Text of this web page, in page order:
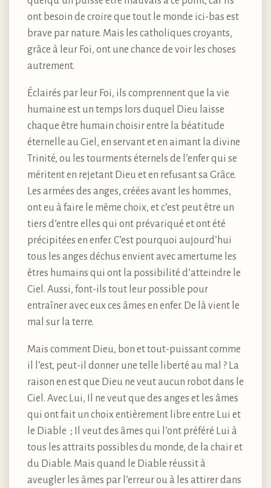
ont besoin de croire que tout le monde ici-bas est
brave par nature. Mais les catholiques croyants,
grâce à leur Foi, ont une chance de voir les choses
autrement.
Éclairés par leur Foi, ils comprennent que la vie
humaine est un temps lors duquel Dieu laisse
chaque être humain choisir entre la béatitude
éternelle au Ciel, en servant et en aimant la divine
Trinité, ou les tourments éternels de l’enfer qui se
méritent en rejetant Dieu et en refusant sa Grâce.
Les armées des anges, créées avant les hommes,
ont eu à faire le même choix, et c’est peut être un
tiers d’entre elles qui ont prévariqué et ont été
précipitées en enfer. C’est pourquoi aujourd’hui
tous les anges déchus envient avec amertume les
êtres humains qui ont la possibilité d’atteindre le
Ciel. Aussi, font-ils tout leur possible pour
entraîner avec eux ces âmes en enfer. De là vient le
mal sur la terre.
Mais comment Dieu, bon et tout-puissant comme
il l’est, peut-il donner une telle liberté au mal ? La
raison en est que Dieu ne veut aucun robot dans le
Ciel. Avec Lui, Il ne veut que des anges et les âmes
qui ont fait un choix entièrement libre entre Lui et
le Diable ; Il veut des âmes qui l’ont préféré Lui à
tous les attraits possibles du monde, de la chair et
du Diable. Mais quand le Diable réussit à
aveugler les âmes par l’erreur ou à les attirer dans